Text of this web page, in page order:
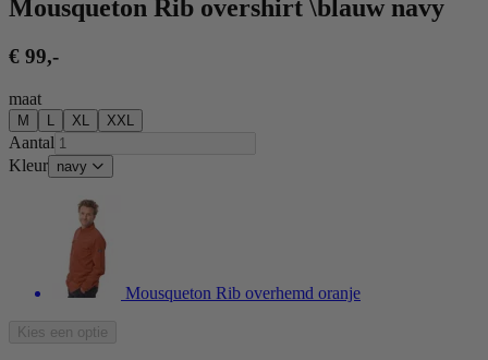
Mousqueton Rib overshirt \blauw navy
€ 99,-
maat
M L XL XXL
Aantal
Kleur navy
Mousqueton Rib overhemd oranje
Kies een optie